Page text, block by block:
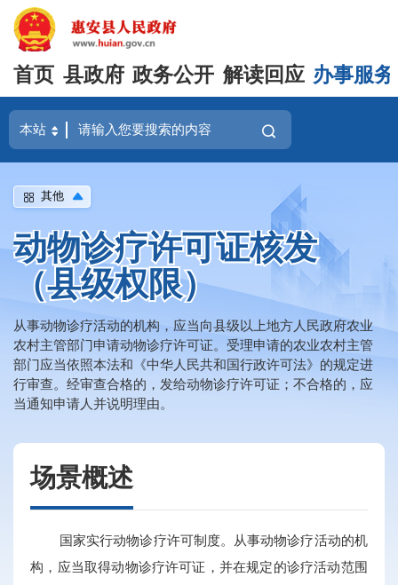
首页 县政府 政务公开 解读回应 办事服务
其他
动物诊疗许可证核发
（县级权限）
从事动物诊疗活动的机构，应当向县级以上地方人民政府农业
农村主管部门申请动物诊疗许可证。受理申请的农业农村主管
部门应当依照本法和《中华人民共和国行政许可法》的规定进
行审查。经审查合格的，发给动物诊疗许可证；不合格的，应
当通知申请人并说明理由。
场景概述
国家实行动物诊疗许可制度。从事动物诊疗活动的机
构，应当取得动物诊疗许可证，并在规定的诊疗活动范围